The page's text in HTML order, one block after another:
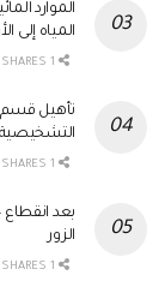
الموارد
المياه إلى
تأهيل قسم
التشخيصية
الزور